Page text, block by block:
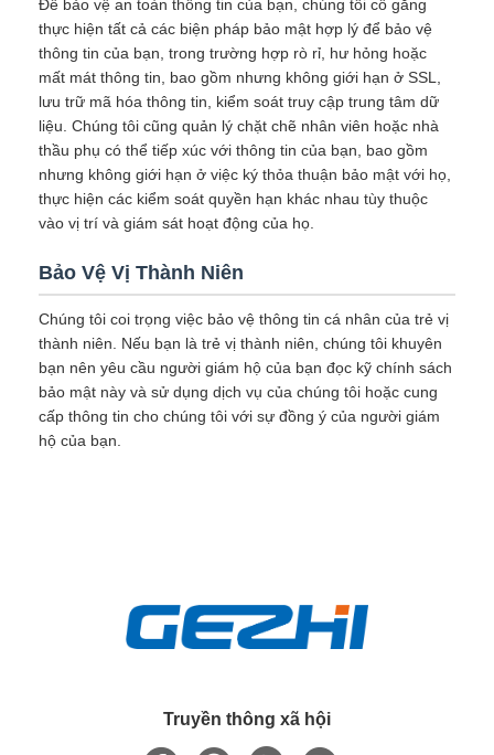
Để bảo vệ an toàn thông tin của bạn, chúng tôi cố gắng
thực hiện tất cả các biện pháp bảo mật hợp lý để bảo vệ
thông tin của bạn, trong trường hợp rò rỉ, hư hỏng hoặc
mất mát thông tin, bao gồm nhưng không giới hạn ở SSL,
lưu trữ mã hóa thông tin, kiểm soát truy cập trung tâm dữ
liệu. Chúng tôi cũng quản lý chặt chẽ nhân viên hoặc nhà
thầu phụ có thể tiếp xúc với thông tin của bạn, bao gồm
nhưng không giới hạn ở việc ký thỏa thuận bảo mật với họ,
thực hiện các kiểm soát quyền hạn khác nhau tùy thuộc
vào vị trí và giám sát hoạt động của họ.
Bảo Vệ Vị Thành Niên
Chúng tôi coi trọng việc bảo vệ thông tin cá nhân của trẻ vị
thành niên. Nếu bạn là trẻ vị thành niên, chúng tôi khuyên
bạn nên yêu cầu người giám hộ của bạn đọc kỹ chính sách
bảo mật này và sử dụng dịch vụ của chúng tôi hoặc cung
cấp thông tin cho chúng tôi với sự đồng ý của người giám
hộ của bạn.
Truyền thông xã hội